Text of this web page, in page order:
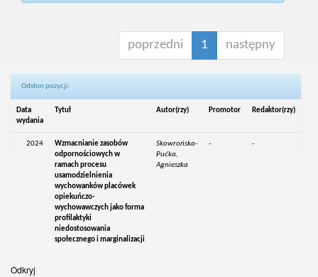
poprzedni 1 następny
Odsłon pozycji:
Data
wydania
Tytuł Autor(rzy) Promotor Redaktor(rzy)
2024
Wzmacnianie zasobów
odpornościowych w
ramach procesu
usamodzielnienia
wychowanków placówek
opiekuńczo-
wychowawczych jako forma
profilaktyki
niedostosowania
społecznego i marginalizacji
Skowrońska-
Pućka,
Agnieszka
- -
Odkryj